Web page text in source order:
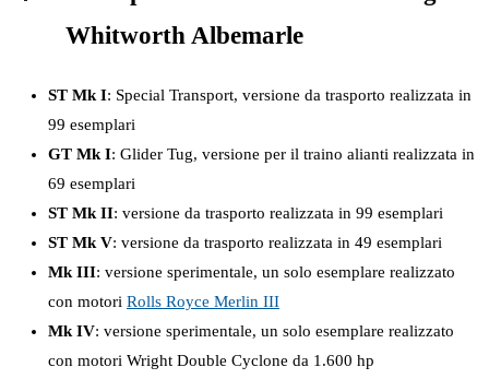
Whitworth Albemarle
ST Mk I: Special Transport, versione da trasporto realizzata in
99 esemplari
GT Mk I: Glider Tug, versione per il traino alianti realizzata in
69 esemplari
ST Mk II: versione da trasporto realizzata in 99 esemplari
ST Mk V: versione da trasporto realizzata in 49 esemplari
Mk III: versione sperimentale, un solo esemplare realizzato
con motori Rolls Royce Merlin III
Mk IV: versione sperimentale, un solo esemplare realizzato
con motori Wright Double Cyclone da 1.600 hp